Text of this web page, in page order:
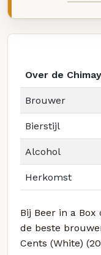
Over de
Brouwer
Bierstijl
Alcohol
Herkomst
Bij Beer in a
de beste
Cents (White)